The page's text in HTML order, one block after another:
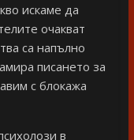
искаме да
очакват
са напълно
писането за
с блокажа
в